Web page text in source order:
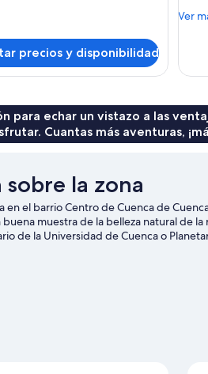
precios y disponibilidad
Ver
Más
para echar un vistazo a las
Cuantas más aventuras,
la zona
en el barrio Centro de Cuenca de
buena muestra de la belleza natural de
de la Universidad de Cuenca o
y Jardín botánico de Cuenca también